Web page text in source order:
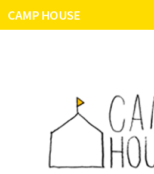
コンテンツへスキップ
CAMP HOUSE